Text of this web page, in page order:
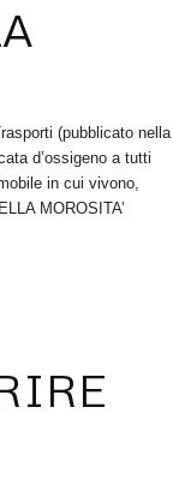
(pubblicato nella
d’ossigeno a tutti
in cui vivono,
MOROSITA’